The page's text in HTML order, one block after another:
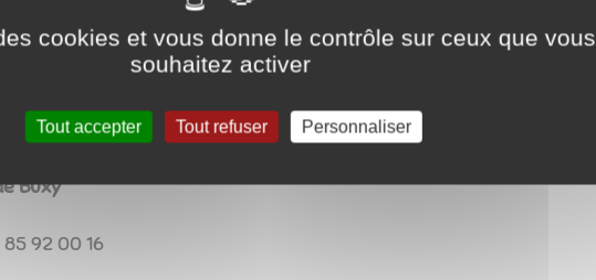
Saint-Gengoux le National
Gengoux le National - 09 77 35 14 40
Buxy
92 00 16
cookies et vous donne le contrôle sur ceux que vous
souhaitez activer
Tout accepter Tout refuser Personnaliser